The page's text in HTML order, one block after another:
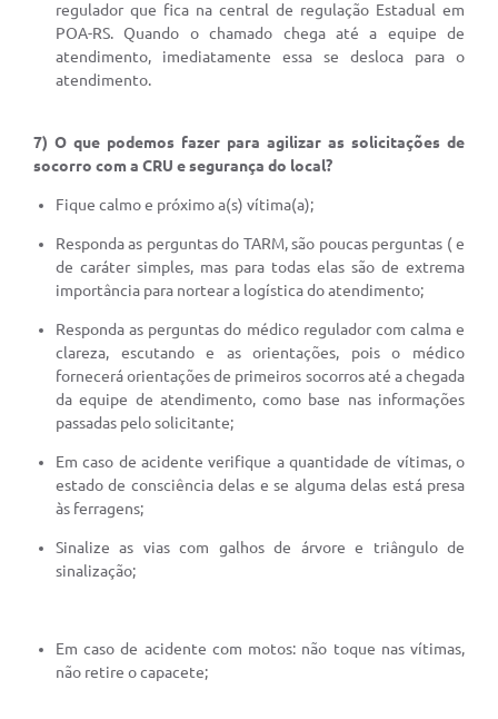
regulador que fica na central de regulação Estadual em
POA-RS. Quando o chamado chega até a equipe de
atendimento, imediatamente essa se desloca para o
atendimento.
7) O que podemos fazer para agilizar as solicitações de
socorro com a CRU e segurança do local?
Fique calmo e próximo a(s) vítima(a);
Responda as perguntas do TARM, são poucas perguntas ( e
de caráter simples, mas para todas elas são de extrema
importância para nortear a logística do atendimento;
Responda as perguntas do médico regulador com calma e
clareza, escutando e as orientações, pois o médico
fornecerá orientações de primeiros socorros até a chegada
da equipe de atendimento, como base nas informações
passadas pelo solicitante;
Em caso de acidente verifique a quantidade de vítimas, o
estado de consciência delas e se alguma delas está presa
às ferragens;
Sinalize as vias com galhos de árvore e triângulo de
sinalização;
Em caso de acidente com motos: não toque nas vítimas,
não retire o capacete;